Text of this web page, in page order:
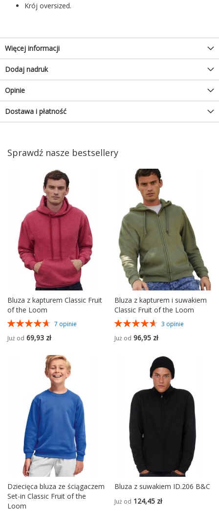
Krój oversized.
Więcej informacji
Dodaj nadruk
Opinie
Dostawa i płatność
Sprawdź nasze bestsellery
Bluza z kapturem Classic Fruit
of the Loom
Ocena:
7 opinie
Już od 69,93 zł
Bluza z kapturem i suwakiem
Classic Fruit of the Loom
Ocena:
3 opinie
Już od 96,95 zł
Dziecięca bluza ze ściągaczem
Set-in Classic Fruit of the
Loom
Bluza z suwakiem ID.206 B&C
Już od 124,45 zł